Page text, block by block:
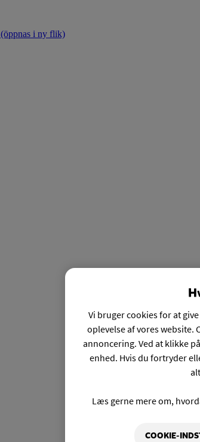
(öppnas i ny flik)
Vi bruger cookies for at
oplevelse af vores website.
annoncering. Ved at klikke
enhed. Hvis du fortryder
Læs gerne mere om,
COOKIE-